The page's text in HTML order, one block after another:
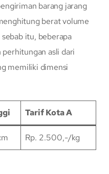
barang jarang
berat volume
itu, beberapa
asli dari
memiliki dimensi
Tarif Kota A
Rp. 2.500,-/kg